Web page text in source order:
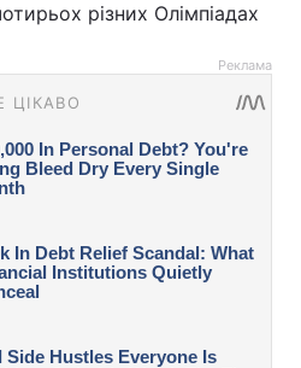
різних Олімпіадах
Реклама